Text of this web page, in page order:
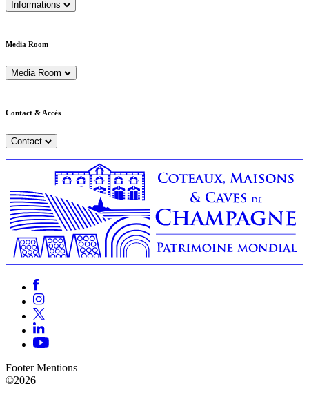
Informations
Media Room
Media Room
Contact & Accès
Contact
Footer Mentions
©2026